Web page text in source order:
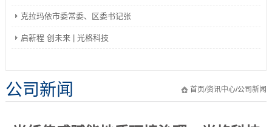
克拉玛依市委常委、区委书记张
启新程 创未来 | 光格科技
首页/资讯中心/公司新闻
公司新闻